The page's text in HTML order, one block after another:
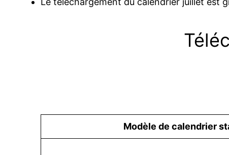
Modèle de calendrier